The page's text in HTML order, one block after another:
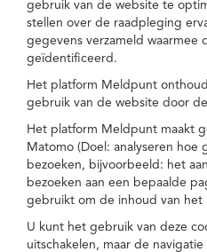
gebruik van de website te
stellen over de raadpleging
gegevens verzameld waarmee
geïdentificeerd.
Het platform Meldpunt
gebruik van de website door
Het platform Meldpunt maakt
Matomo (Doel: analyseren hoe
bezoeken, bijvoorbeeld: het
bezoeken aan een bepaalde
gebruikt om de inhoud van
U kunt het gebruik van deze
uitschakelen, maar de